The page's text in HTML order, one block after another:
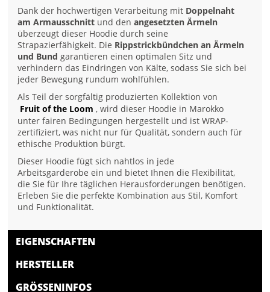
Dank der hochwertigen Verarbeitung mit Doppelnaht
am Armausschnitt und denangesetzten Ärmeln
überzeugt dieser Hoodie durch seine
Strapazierfähigkeit. Die Rippstrickbündchen an Ärmeln
und Bund garantieren einen optimalen Sitz und
verhindern das Eindringen von Kälte, sodass Sie sich bei
jeder Bewegung rundum wohlfühlen.
Als Teil der sorgfältig produzierten Kollektion von
Fruit of the Loom , wird dieser Hoodie in Marokko
unter fairen Bedingungen hergestellt und ist WRAP-
zertifiziert, was nicht nur für Qualität, sondern auch für
ethische Produktion bürgt.
Dieser Hoodie fügt sich nahtlos in jede
Arbeitsgarderobe ein und bietet Ihnen die Flexibilität,
die Sie für Ihre täglichen Herausforderungen benötigen.
Erleben Sie die perfekte Kombination aus Stil, Komfort
und Funktionalität.
EIGENSCHAFTEN
HERSTELLER
GRÖSSENINFOS